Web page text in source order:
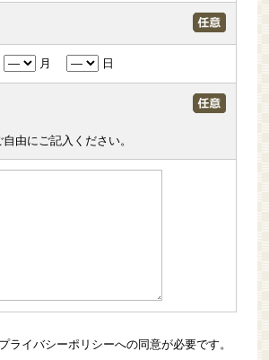
月 日
由にご記入ください。
ライバシーポリシーへの同意が必要です。